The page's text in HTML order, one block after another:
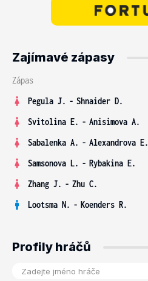
Zajímavé zápasy
Zápas
Pegula J. - Shnaider D.
Svitolina E. - Anisimova A.
Sabalenka A. - Alexandrova E.
Samsonova L. - Rybakina E.
Zhang J. - Zhu C.
Lootsma N. - Koenders R.
Profily hráčů